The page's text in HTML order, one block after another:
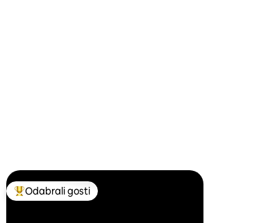
Među najviše rangiranima s oznakom „Odabrali gosti”
Odabrali gosti